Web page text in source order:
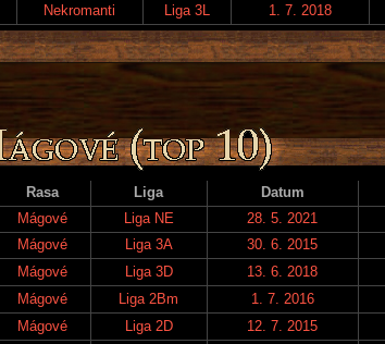
Nekromanti Liga 3L 1. 7. 2018
Rasa Liga Datum
Mágové Liga NE 28. 5. 2021
Mágové Liga 3A 30. 6. 2015
Mágové Liga 3D 13. 6. 2018
Mágové Liga 2Bm 1. 7. 2016
Mágové Liga 2D 12. 7. 2015